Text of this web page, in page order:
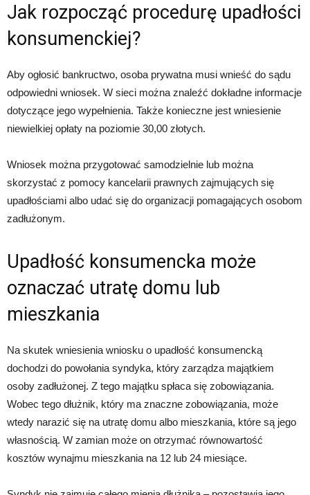
Jak rozpocząć procedurę upadłości
konsumenckiej?
Aby ogłosić bankructwo, osoba prywatna musi wnieść do sądu
odpowiedni wniosek. W sieci można znaleźć dokładne informacje
dotyczące jego wypełnienia. Także konieczne jest wniesienie
niewielkiej opłaty na poziomie 30,00 złotych.
Wniosek można przygotować samodzielnie lub można
skorzystać z pomocy kancelarii prawnych zajmujących się
upadłościami albo udać się do organizacji pomagających osobom
zadłużonym.
Upadłość konsumencka może
oznaczać utratę domu lub
mieszkania
Na skutek wniesienia wniosku o upadłość konsumencką
dochodzi do powołania syndyka, który zarządza majątkiem
osoby zadłużonej. Z tego majątku spłaca się zobowiązania.
Wobec tego dłużnik, który ma znaczne zobowiązania, może
wtedy narazić się na utratę domu albo mieszkania, które są jego
własnością. W zamian może on otrzymać równowartość
kosztów wynajmu mieszkania na 12 lub 24 miesiące.